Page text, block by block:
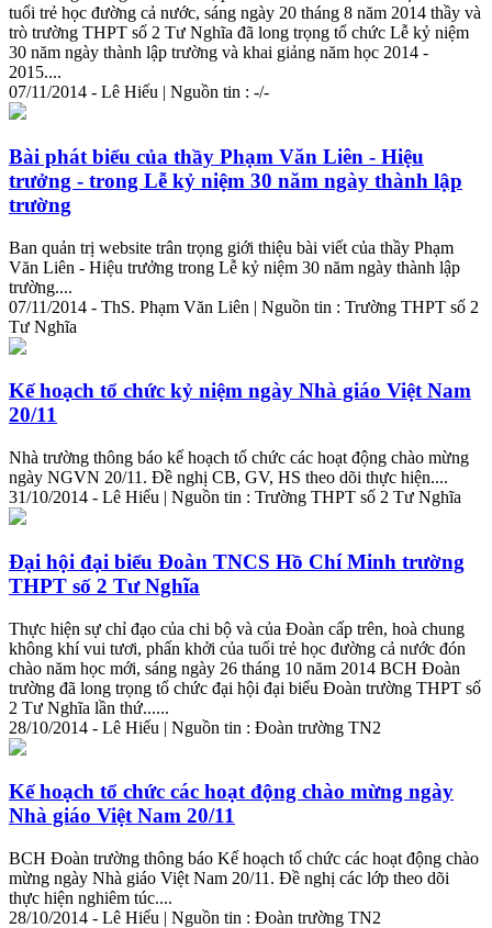
tuổi trẻ học đường cả nước, sáng ngày 20 tháng 8 năm 2014 thầy và
trò trường THPT số 2 Tư Nghĩa đã long trọng tổ chức Lễ kỷ niệm
30 năm ngày thành lập trường và khai giảng năm học 2014 -
2015....
07/11/2014 - Lê Hiếu | Nguồn tin : -/-
Bài phát biểu của thầy Phạm Văn Liên - Hiệu
trưởng - trong Lễ kỷ niệm 30 năm ngày thành lập
trường
Ban quản trị website trân trọng giới thiệu bài viết của thầy Phạm
Văn Liên - Hiệu trưởng trong Lễ kỷ niệm 30 năm ngày thành lập
trường....
07/11/2014 - ThS. Phạm Văn Liên | Nguồn tin : Trường THPT số 2
Tư Nghĩa
Kế hoạch tổ chức kỷ niệm ngày Nhà giáo Việt Nam
20/11
Nhà trường thông báo kế hoạch tổ chức các hoạt động chào mừng
ngày NGVN 20/11. Đề nghị CB, GV, HS theo dõi thực hiện....
31/10/2014 - Lê Hiếu | Nguồn tin : Trường THPT số 2 Tư Nghĩa
Đại hội đại biểu Đoàn TNCS Hồ Chí Minh trường
THPT số 2 Tư Nghĩa
Thực hiện sự chỉ đạo của chi bộ và của Đoàn cấp trên, hoà chung
không khí vui tươi, phấn khởi của tuổi trẻ học đường cả nước đón
chào năm học mới, sáng ngày 26 tháng 10 năm 2014 BCH Đoàn
trường đã long trọng tổ chức đại hội đại biểu Đoàn trường THPT số
2 Tư Nghĩa lần thứ......
28/10/2014 - Lê Hiếu | Nguồn tin : Đoàn trường TN2
Kế hoạch tổ chức các hoạt động chào mừng ngày
Nhà giáo Việt Nam 20/11
BCH Đoàn trường thông báo Kế hoạch tổ chức các hoạt động chào
mừng ngày Nhà giáo Việt Nam 20/11. Đề nghị các lớp theo dõi
thực hiện nghiêm túc....
28/10/2014 - Lê Hiếu | Nguồn tin : Đoàn trường TN2